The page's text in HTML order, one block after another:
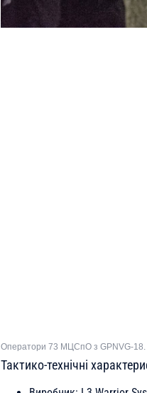
Оператори 73 МЦСпО з GPNVG-
Тактико-технічні